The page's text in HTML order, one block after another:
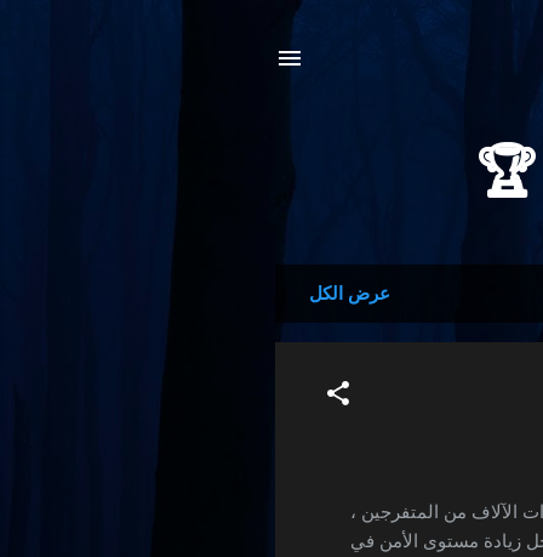
عرض الكل
الآلاف من المتفرجين ،
زيادة مستوى الأمن في